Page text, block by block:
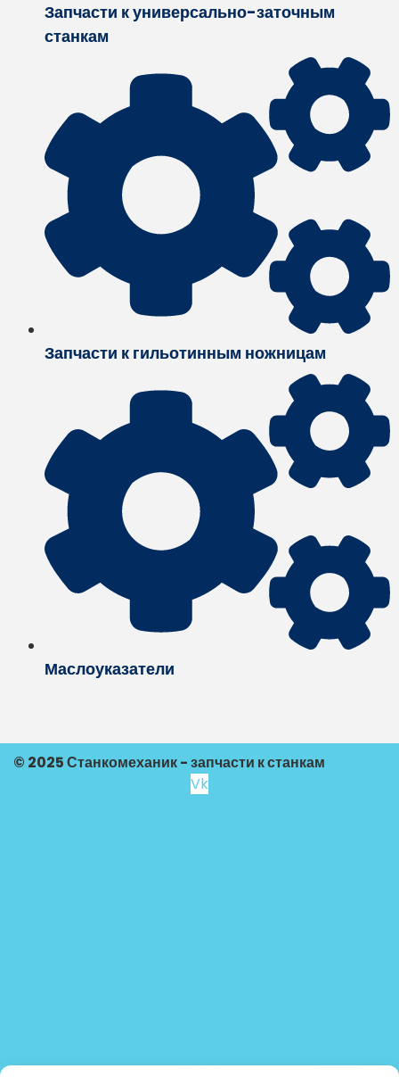
Запчасти к универсально-заточным
станкам
Запчасти к гильотинным ножницам
Маслоуказатели
© 2025 Станкомеханик - запчасти к станкам
Vk